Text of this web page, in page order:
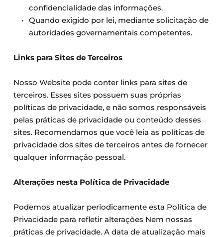
confidencialidade das informações.
Quando exigido por lei, mediante solicitação de
autoridades governamentais competentes.
Links para Sites de Terceiros
Nosso Website pode conter links para sites de
terceiros. Esses sites possuem suas próprias
políticas de privacidade, e não somos responsáveis
pelas práticas de privacidade ou conteúdo desses
sites. Recomendamos que você leia as políticas de
privacidade dos sites de terceiros antes de fornecer
qualquer informação pessoal.
Alterações nesta Política de Privacidade
Podemos atualizar periodicamente esta Política de
Privacidade para refletir alterações Nem nossas
práticas de privacidade. A data de atualização mais